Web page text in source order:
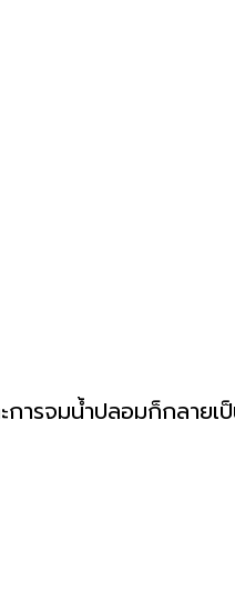
การจมน้ำปลอมก็กลายเ